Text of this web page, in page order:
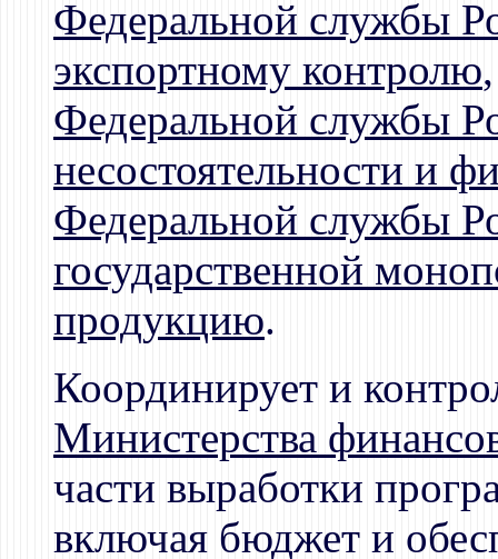
Федеральной службы
экспортному контролю,
Федеральной службы
несостоятельности и
Федеральной службы
государственной
продукцию.
Координирует и
Министерства
части выработки
включая бюджет и